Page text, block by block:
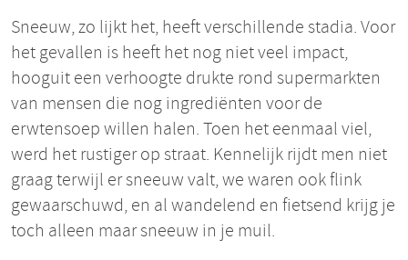
Sneeuw, zo lijkt het, heeft verschillende stadia. Voor
het gevallen is heeft het nog niet veel impact,
hooguit een verhoogte drukte rond supermarkten
van mensen die nog ingrediënten voor de
erwtensoep willen halen. Toen het eenmaal viel,
werd het rustiger op straat. Kennelijk rijdt men niet
graag terwijl er sneeuw valt, we waren ook flink
gewaarschuwd, en al wandelend en fietsend krijg je
toch alleen maar sneeuw in je muil.